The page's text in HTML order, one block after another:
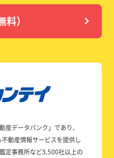
）
動産データバンク」であり、
動産情報サービスを提供し
定事務所など3,500社以上の